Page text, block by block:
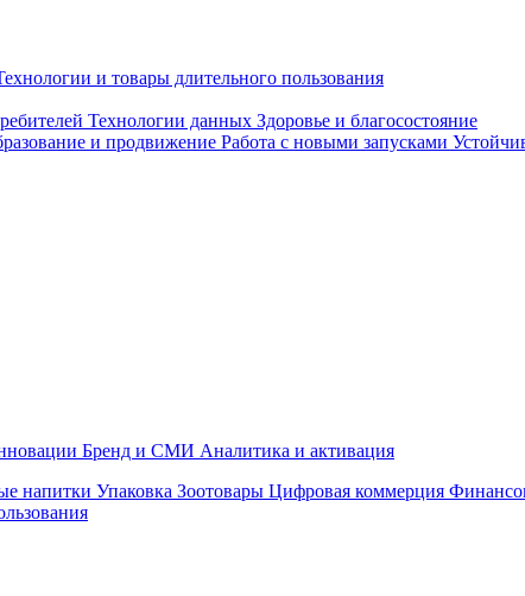
и товары длительного пользования
Технологии данных Здоровье и благосостояние
и продвижение Работа с новыми запусками
Бренд и СМИ Аналитика и активация
напитки Упаковка Зоотовары Цифровая коммерция